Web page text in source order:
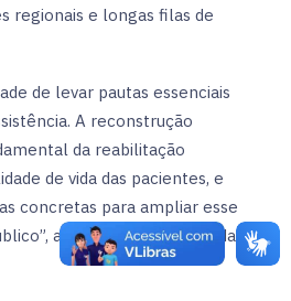
regionais e longas filas de
de levar pautas essenciais
A reconstrução
da reabilitação
de vida das pacientes, e
concretas para ampliar esse
afirmou o presidente da